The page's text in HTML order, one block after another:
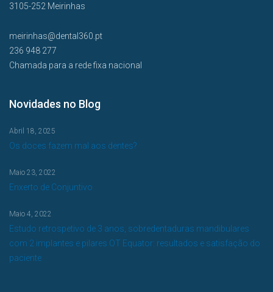
3105-252 Meirinhas
meirinhas@dental360.pt
236 948 277
Chamada para a rede fixa nacional
Novidades no Blog
Os doces fazem mal aos dentes?
Abril 18, 2025
Enxerto de Conjuntivo
Maio 23, 2022
Estudo retrospetivo de 3 anos, sobredentaduras mandibulares
com 2 implantes e pilares OT Equator: resultados e satisfação do
paciente
Maio 4, 2022